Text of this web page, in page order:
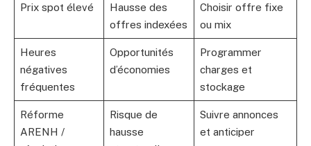
Prix spot élevé
Hausse des
offres indexées
Choisir offre fixe
ou mix
Heures
négatives
fréquentes
Opportunités
d’économies
Programmer
charges et
stockage
Réforme
ARENH /
Risque de
hausse
Suivre annonces
et anticiper